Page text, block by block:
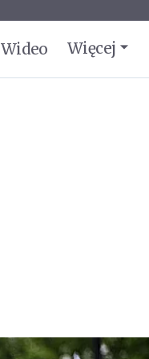
Wideo Więcej